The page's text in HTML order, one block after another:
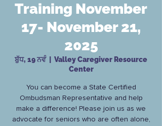
Training November
17- November 21,
2025
ਬੁੱਧ, 19 ਨਵੰ
  |
Valley Caregiver Resource
Center
You can become a State Certified
Ombudsman Representative and help
make a difference! Please join us as we
advocate for seniors who are often alone,